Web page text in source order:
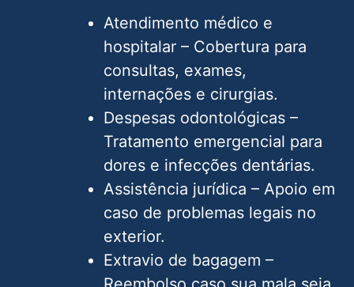
Atendimento médico e
hospitalar – Cobertura para
consultas, exames,
internações e cirurgias.
Despesas odontológicas –
Tratamento emergencial para
dores e infecções dentárias.
Assistência jurídica – Apoio em
caso de problemas legais no
exterior.
Extravio de bagagem –